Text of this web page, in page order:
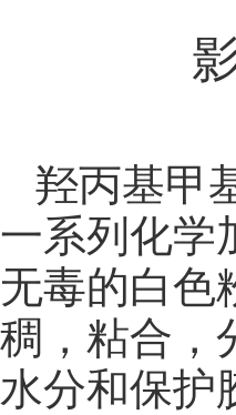
羟丙基甲
一系列化学
无毒的白色
稠，粘合，
水分和保护